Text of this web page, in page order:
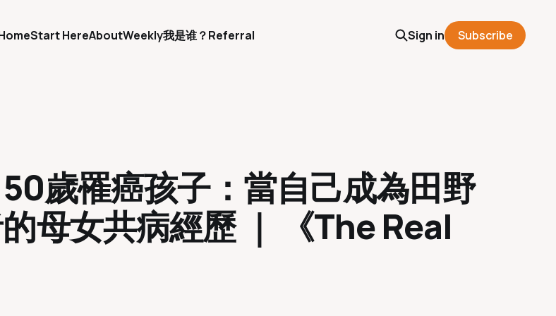
Start HereAboutWeekly我是谁？Referral Sign in Subscribe
歲罹癌孩子：當自己成為田野
母女共病經歷 ｜ 《The Real